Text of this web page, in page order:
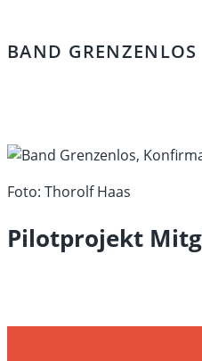
BAND GRENZENLOS
Foto: Thorolf Haas
Pilotprojekt